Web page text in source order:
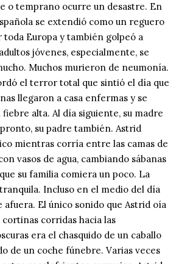
o temprano ocurre un desastre. En
se extendió como un reguero
toda Europa y también golpeó a
jóvenes, especialmente, se
Muchos murieron de neumonía.
el terror total que sintió el día que
llegaron a casa enfermas y se
alta. Al día siguiente, su madre
su padre también. Astrid
mientras corría entre las camas de
vasos de agua, cambiando sábanas
su familia comiera un poco. La
Incluso en el medio del día
afuera. El único sonido que Astrid oía
cortinas corridas hacia las
era el chasquido de un caballo
de un coche fúnebre. Varias veces